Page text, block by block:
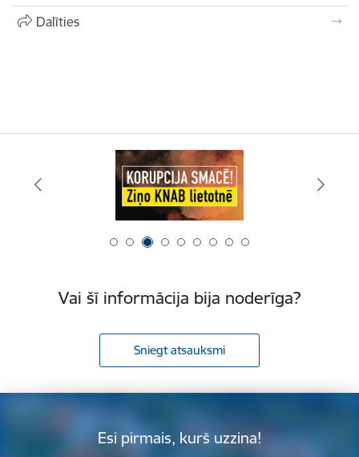
Dalīties
Vai šī informācija bija noderīga?
Sniegt atsauksmi
Esi pirmais, kurš uzzina!